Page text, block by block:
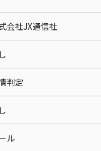
会社JX通信社
判定
ル